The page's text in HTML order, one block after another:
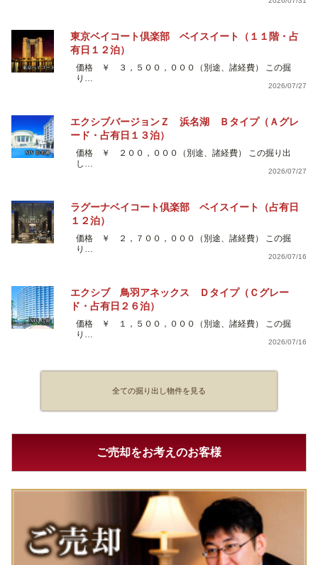
東京ベイコート倶楽部 ベイスイート（１１階・占
有日１２泊）
価格 ￥ ３，５００，０００（別途、諸経費） この掘
り…
2026/07/27
エクシブバージョンＺ 浜名湖 Ｂタイプ（Ａグレ
ード・占有日１３泊）
価格 ￥ ２００，０００（別途、諸経費） この掘り出
し…
2026/07/27
ラグーナベイコート倶楽部 ベイスイート（占有日
１２泊）
価格 ￥ ２，７００，０００（別途、諸経費） この掘
り…
2026/07/16
エクシブ 鳥羽アネックス Ｄタイプ（Ｃグレー
ド・占有日２６泊）
価格 ￥ １，５００，０００（別途、諸経費） この掘
り…
2026/07/16
全ての掘り出し物件を見る
ご売却をお考えのお客様